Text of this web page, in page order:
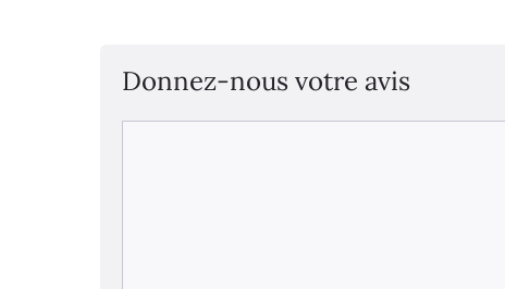
Donnez-nous votre avis